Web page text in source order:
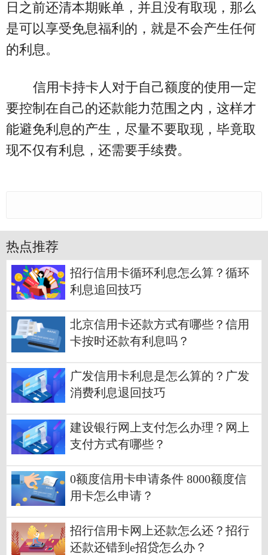
日之前还清本期账单，并且没有取现，那么
是可以享受免息福利的，就是不会产生任何
的利息。
信用卡持卡人对于自己额度的使用一定
要控制在自己的还款能力范围之内，这样才
能避免利息的产生，尽量不要取现，毕竟取
现不仅有利息，还需要手续费。
热点推荐
招行信用卡循环利息怎么算？循环
利息追回技巧
北京信用卡还款方式有哪些？信用
卡按时还款有利息吗？
广发信用卡利息是怎么算的？广发
消费利息退回技巧
建设银行网上支付怎么办理？网上
支付方式有哪些？
0额度信用卡申请条件 8000额度信
用卡怎么申请？
招行信用卡网上还款怎么还？招行
还款还错到e招贷怎么办？